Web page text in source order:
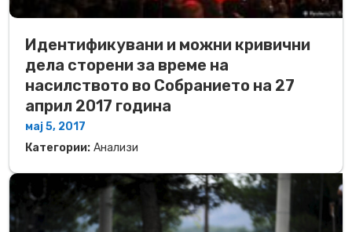
Идентификувани и можни кривични
дела сторени за време на
насилството во Собранието на 27
април 2017 година
мај 5, 2017
Категории: Анализи